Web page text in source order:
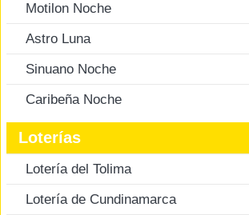
Motilon Noche
Astro Luna
Sinuano Noche
Caribeña Noche
Loterías
Lotería del Tolima
Lotería de Cundinamarca